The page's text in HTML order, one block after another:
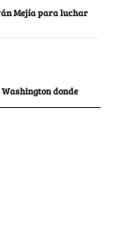
Mejía para luchar
Washington donde